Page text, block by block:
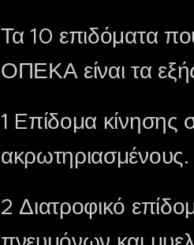
Τα 10 επιδόματα
ΟΠΕΚΑ είναι τα
1 Eπίδομα κίνησης
ακρωτηριασμένους.
2 Διατροφικό